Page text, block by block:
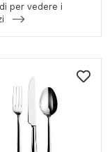
per vedere i